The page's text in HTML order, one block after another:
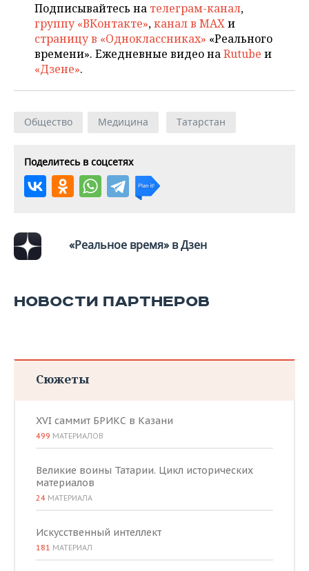
Подписывайтесь на телеграм-канал,
группу «ВКонтакте»,канал в MAXи
страницу в «Одноклассниках» «Реального
времени». Ежедневные видео наRutube и
«Дзене».
Общество Медицина Татарстан
Поделитесь в соцсетях
«Реальное время» в Дзен
НОВОСТИ ПАРТНЕРОВ
Сюжеты
XVI саммит БРИКС в Казани
499 МАТЕРИАЛОВ
Великие воины Татарии. Цикл исторических
материалов
24 МАТЕРИАЛА
Искусственный интеллект
181 МАТЕРИАЛ